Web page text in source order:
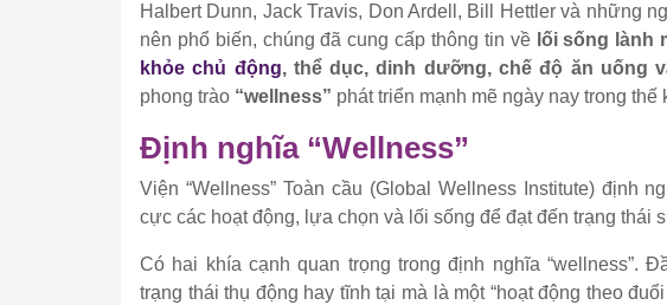
Halbert Dunn, Jack Travis, Don Ardell, Bill Hettler và những
nên phổ biến, chúng đã cung cấp thông tin về lối sống lành
khỏe chủ động, thể dục, dinh dưỡng, chế độ ăn uống
phong trào “wellness” phát triển mạnh mẽ ngày nay trong thế
Định nghĩa “Wellness”
Viện “Wellness” Toàn cầu (Global Wellness Institute) định
cực các hoạt động, lựa chọn và lối sống để đạt đến trạng thái
Có hai khía cạnh quan trọng trong định nghĩa “wellness”.
trạng thái thụ động hay tĩnh tại mà là một “hoạt động theo